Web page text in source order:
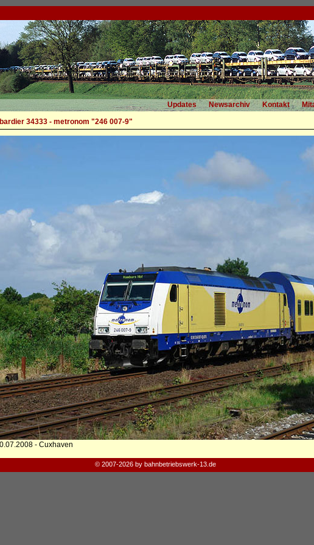
Updates Newsarchiv Kontakt
34333 - metronom "246 007-9"
- Cuxhaven
© 2007-2026 by bahnbetriebswerk-13.de